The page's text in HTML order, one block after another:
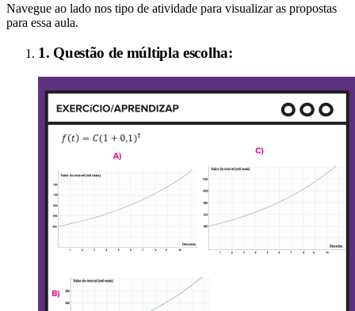
Navegue ao lado nos tipo de atividade para visualizar as propostas
para essa aula.
1. Questão de múltipla escolha: